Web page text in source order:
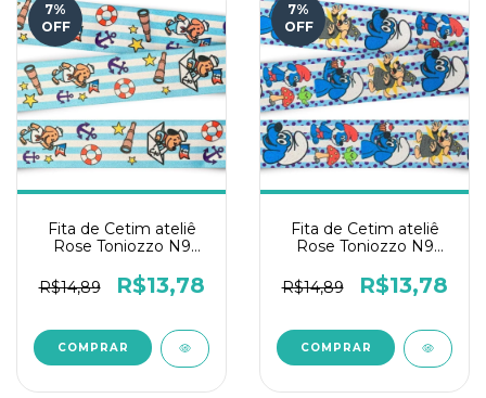
7%
OFF
Fita de Cetim ateliê
Rose Toniozzo N9
R$14,89
R$13,78
7%
OFF
Fita de Cetim ateliê
Rose Toniozzo N9
Encantado Poá
R$14,89 R$13,78